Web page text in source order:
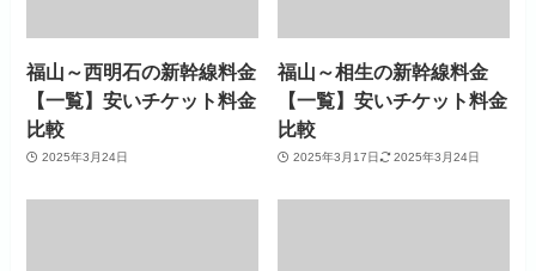
福山～西明石の新幹線料金
【一覧】安いチケット料金
比較
2025年3月24日
福山～相生の新幹線料金
【一覧】安いチケット料金
比較
2025年3月17日 2025年3月24日